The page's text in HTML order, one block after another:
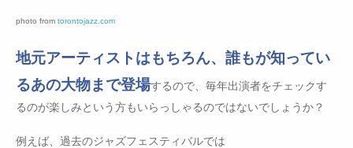
photo from torontojazz.com
地元アーティストはもちろん、誰もが知ってい
るあの大物まで登場するので、毎年出演者をチェックす
るのが楽しみという方もいらっしゃるのではないでしょうか？
例えば、過去のジャズフェスティバルでは